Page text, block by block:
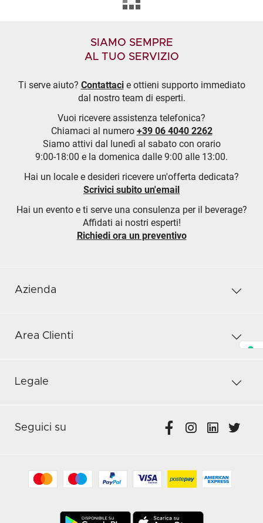
SIAMO SEMPRE
AL TUO SERVIZIO
Ti serve aiuto? Contattacie ottieni supporto immediato
dal nostro team di esperti.
Vuoi ricevere assistenza telefonica?
Chiamaci al numero +39 06 4040 2262
Siamo attivi dal lunedì al sabato con orario
9:00-18:00 e la domenica dalle 9:00 alle 13:00.
Hai un locale e desideri ricevere un'offerta dedicata?
Scrivici subito un'email
Hai un evento e ti serve una consulenza per il beverage?
Affidati ai nostri esperti!
Richiedi ora un preventivo
Azienda
Area Clienti
Legale
Seguici su